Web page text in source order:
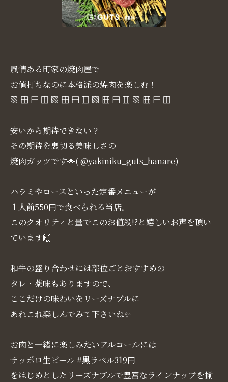
風情ある町家の焼肉屋で
お値打ちなのに本格派の焼肉を楽しむ！
▧ ▦ ▤ ▥ ▧ ▦ ▤ ▥ ▧ ▦ ▤ ▥ ▧ ▦ ▤ ▥
安いから期待できない？
その期待を裏切る美味しさの
焼肉ガッツです🌟( @yakiniku_guts_hanare)
ハラミやロースといった定番メニューが
１人前550円で食べられる当店。
このクオリティと量でこのお値段!?と嬉しいお声を頂い
ています🙌
和牛の盛り合わせには部位ごとおすすめの
タレ・薬味もありますので、
ここだけの味わいをリーズナブルに
あれこれ楽しんでみて下さいね✨
お肉と一緒に楽しみたいアルコールには
サッポロ生ビール #黒ラベル319円
をはじめとしたリーズナブルで豊富なラインナップを揃